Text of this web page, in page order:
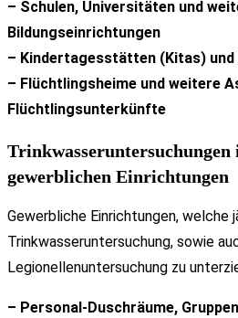
– Schulen, Universitäten und
Bildungseinrichtungen
– Kindertagesstätten (Kitas) und
– Flüchtlingsheime und weitere
Flüchtlingsunterkünfte
Trinkwasseruntersuchungen
gewerblichen Einrichtungen
Gewerbliche Einrichtungen, welche
Trinkwasseruntersuchung, sowie
Legionellenuntersuchung zu
– Personal-Duschräume,